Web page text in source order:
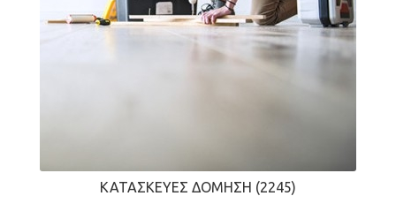
ΚΑΤΑΣΚΕΥΈΣ ΔΌΜΗΣΗ (2245)